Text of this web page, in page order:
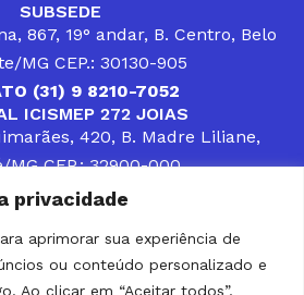
privacidade
aprimorar sua experiência de
ou conteúdo personalizado e
Ao clicar em “Aceitar todos”,
SUBSEDE
867, 19° andar, B. Centro, Belo
MG CEP.: 30130-905
(31) 9 8210-7052
ICISMEP 272 JOIAS
420, B. Madre Liliane,
MG CEP.: 32900-000
4400 ou (31) 9 8309-8660
AÇÕES E SERVIÇOS
A ASSISTÊNCIA À
EM QUE ATUA, SENDO
CONSORCIADOS NA
ENFRENTADAS POR